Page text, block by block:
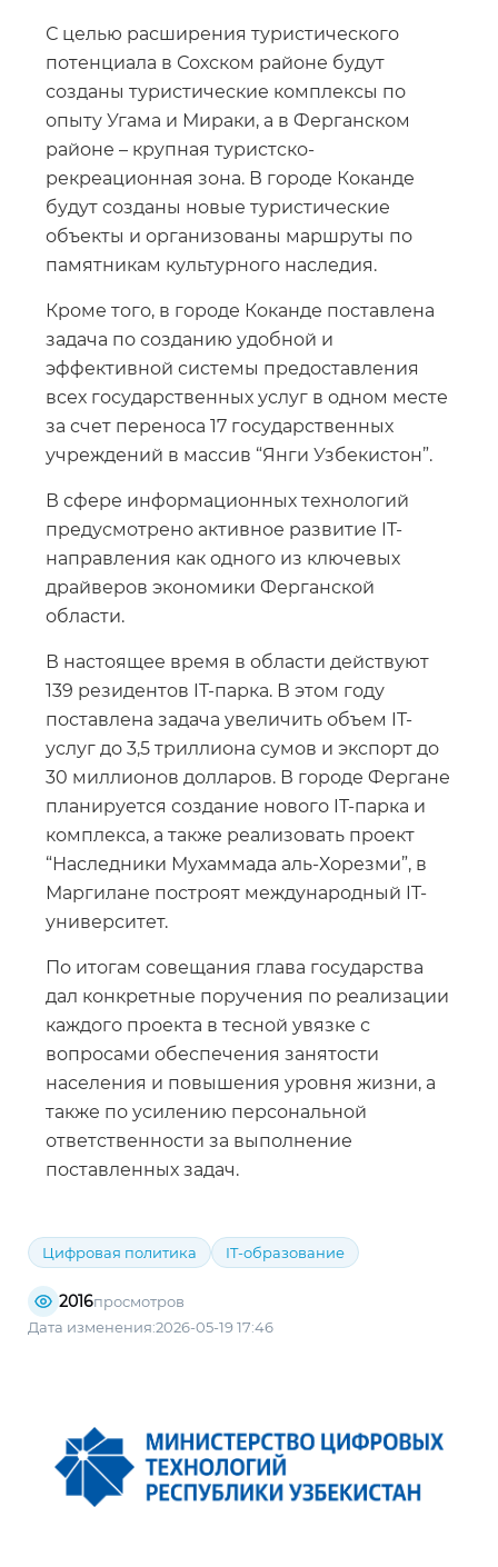
С целью расширения туристического
потенциала в Сохском районе будут
созданы туристические комплексы по
опыту Угама и Мираки, а в Ферганском
районе – крупная туристско-
рекреационная зона. В городе Коканде
будут созданы новые туристические
объекты и организованы маршруты по
памятникам культурного наследия.
Кроме того, в городе Коканде поставлена
задача по созданию удобной и
эффективной системы предоставления
всех государственных услуг в одном месте
за счет переноса 17 государственных
учреждений в массив “Янги Узбекистон”.
В сфере информационных технологий
предусмотрено активное развитие IT-
направления как одного из ключевых
драйверов экономики Ферганской
области.
В настоящее время в области действуют
139 резидентов IT-парка. В этом году
поставлена задача увеличить объем IT-
услуг до 3,5 триллиона сумов и экспорт до
30 миллионов долларов. В городе Фергане
планируется создание нового IT-парка и
комплекса, а также реализовать проект
“Наследники Мухаммада аль-Хорезми”, в
Маргилане построят международный IT-
университет.
По итогам совещания глава государства
дал конкретные поручения по реализации
каждого проекта в тесной увязке с
вопросами обеспечения занятости
населения и повышения уровня жизни, а
также по усилению персональной
ответственности за выполнение
поставленных задач.
Цифровая политика IT-образование
2016просмотров
Дата изменения:2026-05-19 17:46